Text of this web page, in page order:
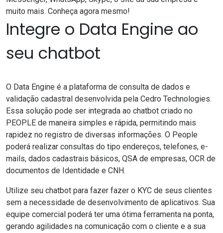
muito mais. Conheça agora mesmo!
Integre o Data Engine ao
seu chatbot
O Data Engine é a plataforma de consulta de dados e
validação cadastral desenvolvida pela Cedro Technologies.
Essa solução pode ser integrada ao chatbot criado no
PEOPLE de maneira simples e rápida, permitindo mais
rapidez no registro de diversas informações. O People
poderá realizar consultas do tipo endereços, telefones, e-
mails, dados cadastrais básicos, QSA de empresas, OCR de
documentos de Identidade e CNH.
Utilize seu chatbot para fazer fazer o KYC de seus clientes
sem a necessidade de desenvolvimento de aplicativos. Sua
equipe comercial poderá ter uma ótima ferramenta na ponta,
gerando agilidades na comunicação com o cliente e a sua